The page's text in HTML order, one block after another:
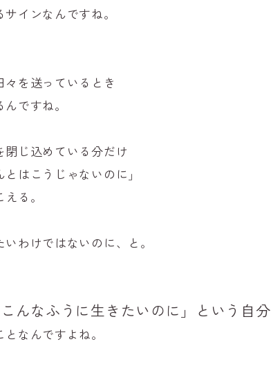
インなんですね。
を送っているとき
ですね。
じ込めている分だけ
とはこうじゃないのに」
る。
わけではないのに、と。
こんなふうに生きたいのに」という自分
なんですよね。